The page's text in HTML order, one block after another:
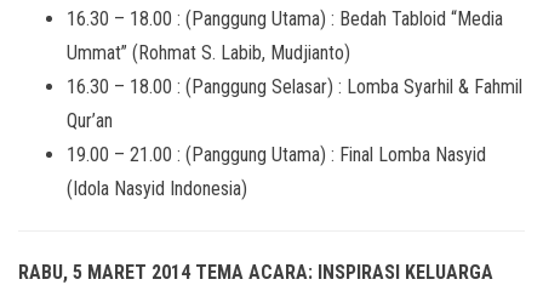
16.30 – 18.00 : (Panggung Utama) : Bedah Tabloid “Media
Ummat” (Rohmat S. Labib, Mudjianto)
16.30 – 18.00 : (Panggung Selasar) : Lomba Syarhil & Fahmil
Qur’an
19.00 – 21.00 : (Panggung Utama) : Final Lomba Nasyid
(Idola Nasyid Indonesia)
RABU, 5 MARET 2014 TEMA ACARA: INSPIRASI KELUARGA